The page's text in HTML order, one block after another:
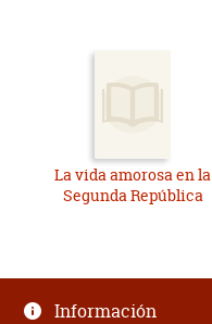
La vida amorosa en la
Segunda República
Información